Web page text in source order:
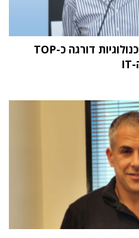
מחקר STKI השנתי: וואן טכנולוגיות דורגה כ-TOP